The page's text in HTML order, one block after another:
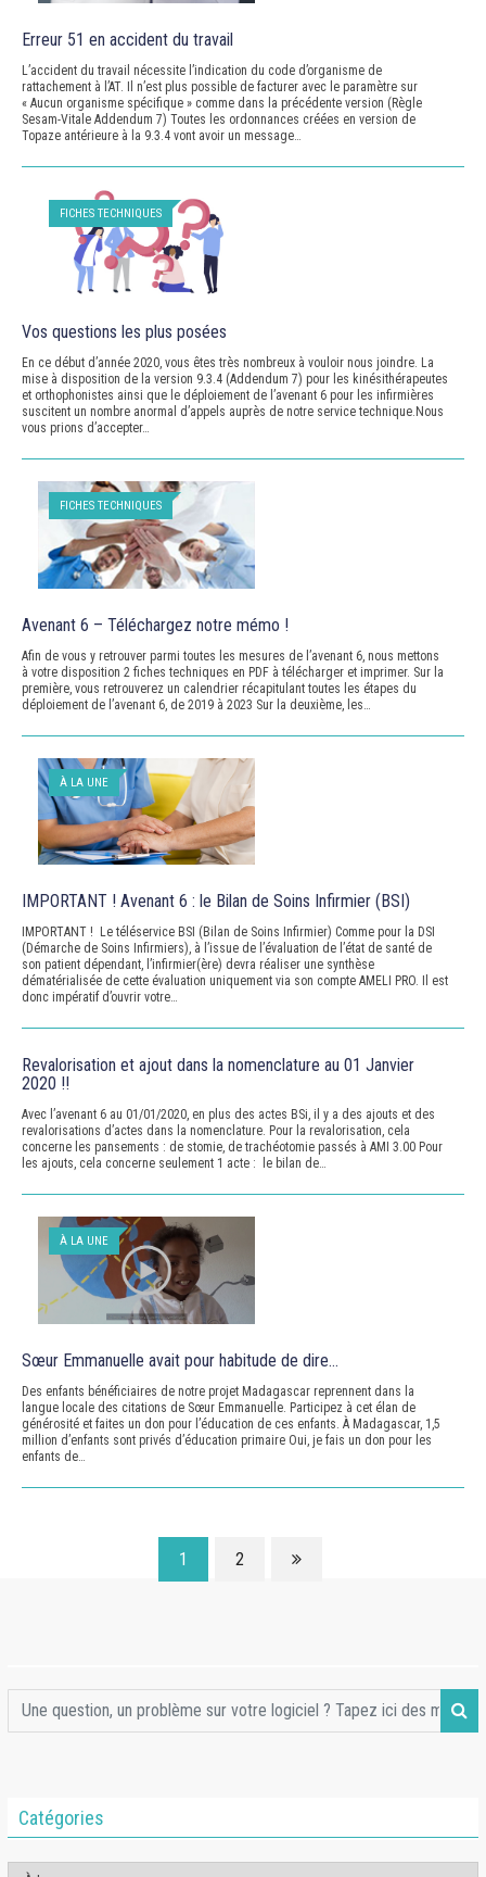
Erreur 51 en accident du travail
L’accident du travail nécessite l’indication du code d’organisme de
rattachement à l’AT. Il n’est plus possible de facturer avec le paramètre sur
« Aucun organisme spécifique » comme dans la précédente version (Règle
Sesam-Vitale Addendum 7) Toutes les ordonnances créées en version de
Topaze antérieure à la 9.3.4 vont avoir un message…
FICHES TECHNIQUES
Vos questions les plus posées
En ce début d’année 2020, vous êtes très nombreux à vouloir nous joindre. La
mise à disposition de la version 9.3.4 (Addendum 7) pour les kinésithérapeutes
et orthophonistes ainsi que le déploiement de l’avenant 6 pour les infirmières
suscitent un nombre anormal d’appels auprès de notre service technique.Nous
vous prions d’accepter…
FICHES TECHNIQUES
Avenant 6 – Téléchargez notre mémo !
Afin de vous y retrouver parmi toutes les mesures de l’avenant 6, nous mettons
à votre disposition 2 fiches techniques en PDF à télécharger et imprimer. Sur la
première, vous retrouverez un calendrier récapitulant toutes les étapes du
déploiement de l’avenant 6, de 2019 à 2023 Sur la deuxième, les…
À LA UNE
IMPORTANT ! Avenant 6 : le Bilan de Soins Infirmier (BSI)
IMPORTANT ! Le téléservice BSI (Bilan de Soins Infirmier) Comme pour la DSI
(Démarche de Soins Infirmiers), à l’issue de l’évaluation de l’état de santé de
son patient dépendant, l’infirmier(ère) devra réaliser une synthèse
dématérialisée de cette évaluation uniquement via son compte AMELI PRO. Il est
donc impératif d’ouvrir votre…
Revalorisation et ajout dans la nomenclature au 01 Janvier
2020 !!
Avec l’avenant 6 au 01/01/2020, en plus des actes BSi, il y a des ajouts et des
revalorisations d’actes dans la nomenclature. Pour la revalorisation, cela
concerne les pansements : de stomie, de trachéotomie passés à AMI 3.00 Pour
les ajouts, cela concerne seulement 1 acte : le bilan de…
À LA UNE
Sœur Emmanuelle avait pour habitude de dire…
Des enfants bénéficiaires de notre projet Madagascar reprennent dans la
langue locale des citations de Sœur Emmanuelle. Participez à cet élan de
générosité et faites un don pour l’éducation de ces enfants. À Madagascar, 1,5
million d’enfants sont privés d’éducation primaire Oui, je fais un don pour les
enfants de…
1 2
Catégories